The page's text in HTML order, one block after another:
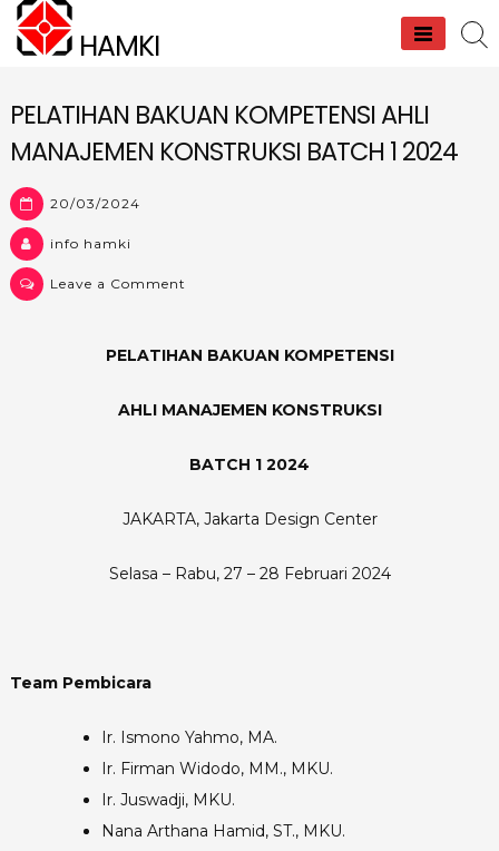
Skip
HAMKI
PELATIHAN BAKUAN KOMPETENSI AHLI
MANAJEMEN KONSTRUKSI BATCH 1 2024
20/03/2024
info hamki
Leave a Comment
KOMPETENSI
MANAJEMEN
BATCH
2024
PELATIHAN BAKUAN KOMPETENSI
AHLI MANAJEMEN KONSTRUKSI
BATCH 1 2024
JAKARTA, Jakarta Design Center
Selasa – Rabu, 27 – 28 Februari 2024
Team Pembicara
Ir. Ismono Yahmo, MA.
Ir. Firman Widodo, MM., MKU.
Ir. Juswadji, MKU.
Nana Arthana Hamid, ST., MKU.